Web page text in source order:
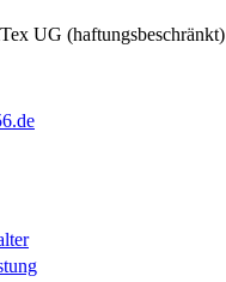
UG (haftungsbeschränkt)